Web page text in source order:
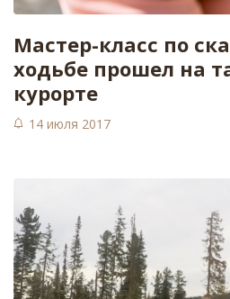
Мастер-класс по
ходьбе прошел на
курорте
14 июля 2017